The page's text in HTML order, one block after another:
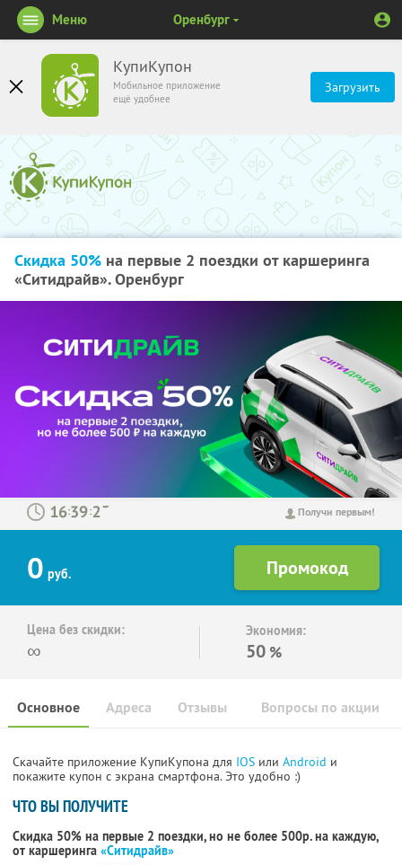
КупиКупон
Мобильное приложение
ещё удобнее
Загрузить
Меню Оренбург
Скидка 50% на первые 2 поездки от каршеринга
«Ситидрайв». Оренбург
Получи первым!
: :
0 руб.
Цена без скидки:
∞
Экономия:
50 %
Основное Отзывы Вопросы по акции
Адреса
Скачайте приложение КупиКупона для IOS или Android и
покажите купон с экрана смартфона. Это удобно :)
ЧТО ВЫ ПОЛУЧИТЕ
Скидка 50% на первые 2 поездки, но не более 500р. на каждую,
от каршеринга «Ситидрайв»